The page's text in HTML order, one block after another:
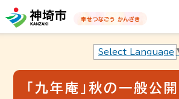
音声読み上げ用ナビゲーションです。
本文へ移動します
ページ最後（フッター）へ移動します
音声読み上げ用ナビゲーションはここまでです。
Select Language
「九年庵」秋の一般公開